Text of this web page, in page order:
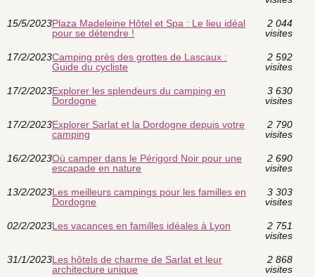
15/5/2023Plaza Madeleine Hôtel et Spa : Le lieu idéal
pour se détendre !
2 044
visites
17/2/2023Camping près des grottes de Lascaux :
Guide du cycliste
2 592
visites
17/2/2023Explorer les splendeurs du camping en
Dordogne
3 630
visites
17/2/2023Explorer Sarlat et la Dordogne depuis votre
camping
2 790
visites
16/2/2023Où camper dans le Périgord Noir pour une
escapade en nature
2 690
visites
13/2/2023Les meilleurs campings pour les familles en
Dordogne
3 303
visites
02/2/2023Les vacances en familles idéales à Lyon
2 751
visites
31/1/2023Les hôtels de charme de Sarlat et leur
architecture unique
2 868
visites